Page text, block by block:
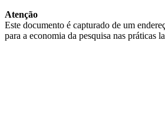
Atenção
Este documento é capturado de um
para a economia da pesquisa nas